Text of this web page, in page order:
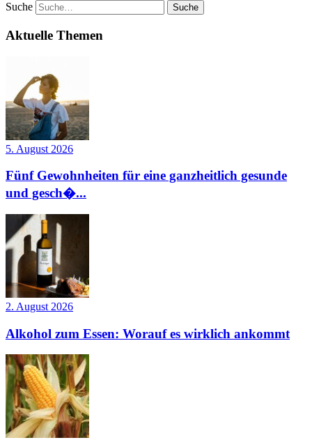
Suche
Aktuelle Themen
5. August 2026
Fünf Gewohnheiten für eine ganzheitlich gesunde
und gesch�...
2. August 2026
Alkohol zum Essen: Worauf es wirklich ankommt